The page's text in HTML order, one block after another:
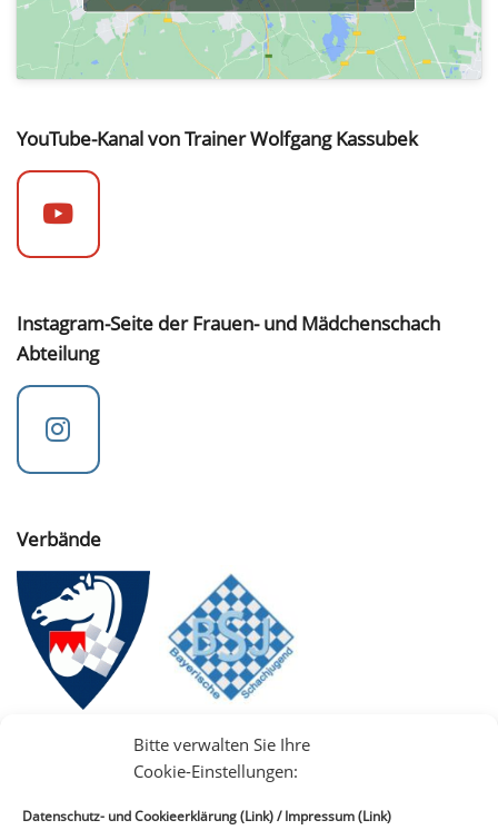
Bitte verwalten Sie Ihre
Cookie-Einstellungen:
Datenschutz- und Cookieerklärung (Link)/Impressum (Link)
YouTube-Kanal von Trainer Wolfgang Kassubek
Instagram-Seite der Frauen- und Mädchenschach
Abteilung
Verbände